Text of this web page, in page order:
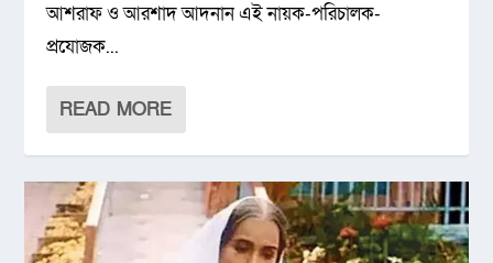
আশরাফ ও আরশাদ আদনান এই নায়ক-পরিচালক-
প্রযোজক...
READ MORE